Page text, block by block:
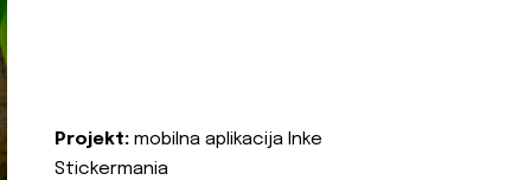
Projekt: mobilna aplikacija Inke
Stickermania